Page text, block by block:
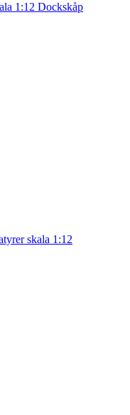
1:12 Dockskåp
skala 1:12